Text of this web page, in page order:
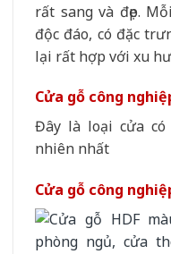
rất sang và đẹp.
độc đáo, có đặc
lại rất hợp với xu
Cửa gỗ công
Đây là loại cửa
nhiên nhất
Cửa gỗ công